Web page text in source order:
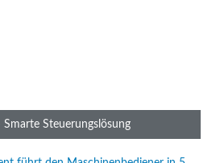
Smarte Steuerungslösung